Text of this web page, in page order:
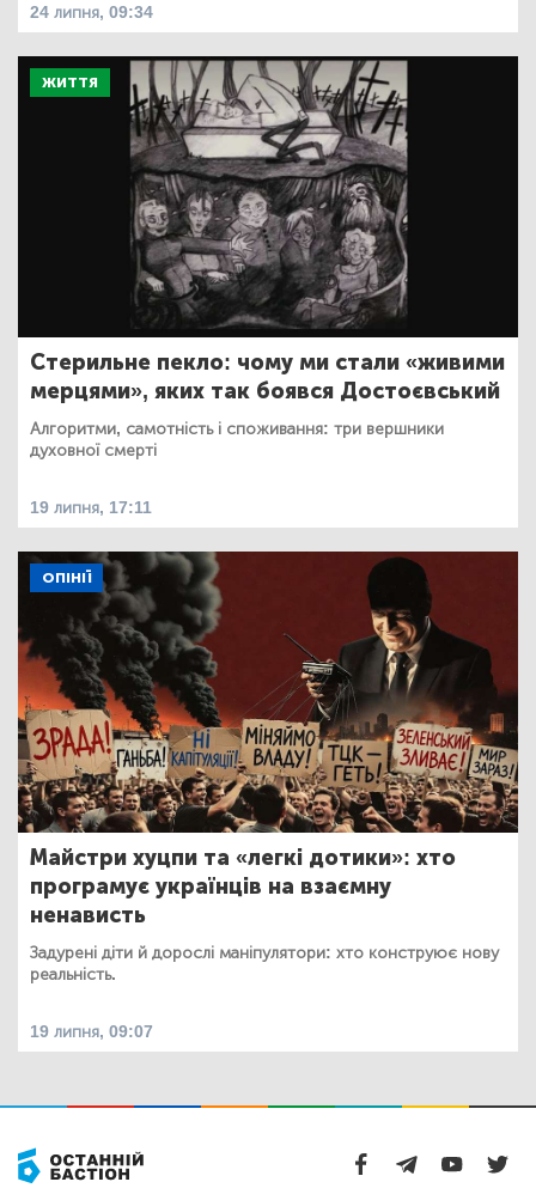
24 липня, 09:34
ЖИТТЯ
Стерильне пекло: чому ми стали «живими
мерцями», яких так боявся Достоєвський
Алгоритми, самотність і споживання: три вершники
духовної смерті
19 липня, 17:11
ОПІНІЇ
Майстри хуцпи та «легкі дотики»: хто
програмує українців на взаємну
ненависть
Задурені діти й дорослі маніпулятори: хто конструює нову
реальність.
19 липня, 09:07